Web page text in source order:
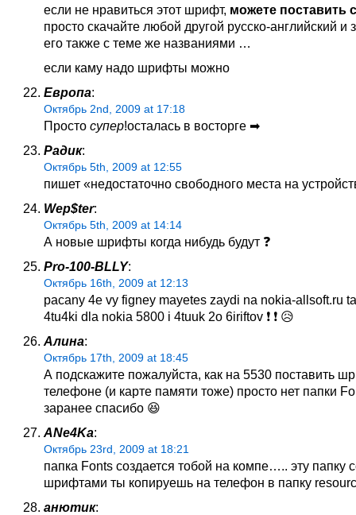
если не нравиться этот шрифт, можете поставить
просто скачайте любой другой русско-английский и
его также с теме же названиями …
если каму надо шрифты можно
Европа:
Октябрь 2nd, 2009 at 17:18
Просто супер!осталась в восторге ➡
Радик:
Октябрь 5th, 2009 at 12:55
пишет «недостаточно свободного места на
Wep$ter:
Октябрь 5th, 2009 at 14:14
А новые шрифты когда нибудь будут ❓
Pro-100-BLLY:
Октябрь 16th, 2009 at 12:13
pacany 4e vy figney mayetes zaydi na nokia-allsoft.ru
4tu4ki dla nokia 5800 i 4tuuk 2o 6iriftov ❗ ❗ 😥
Алина:
Октябрь 17th, 2009 at 18:45
А подскажите пожалуйста, как на 5530 поставить
телефоне (и карте памяти тоже) просто нет папки
заранее спасибо 😆
ANe4Ka:
Октябрь 23rd, 2009 at 18:21
папка Fonts создается тобой на компе….. эту папку
шрифтами ты копируешь на телефон в папку
анютик: